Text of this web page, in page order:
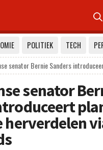

POLITIEK TECH
senator Bernie Sanders
senator
herverdelen